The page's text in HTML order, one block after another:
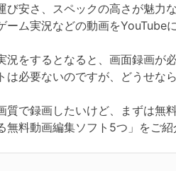
び安さ、スペックの高さが魅
ーム実況などの動画をYouTube
況をするとなると、画面録画が
は必要ないのですが、どうせな
質で録画したいけど、まずは
無料動画編集ソフト5つ」をご紹